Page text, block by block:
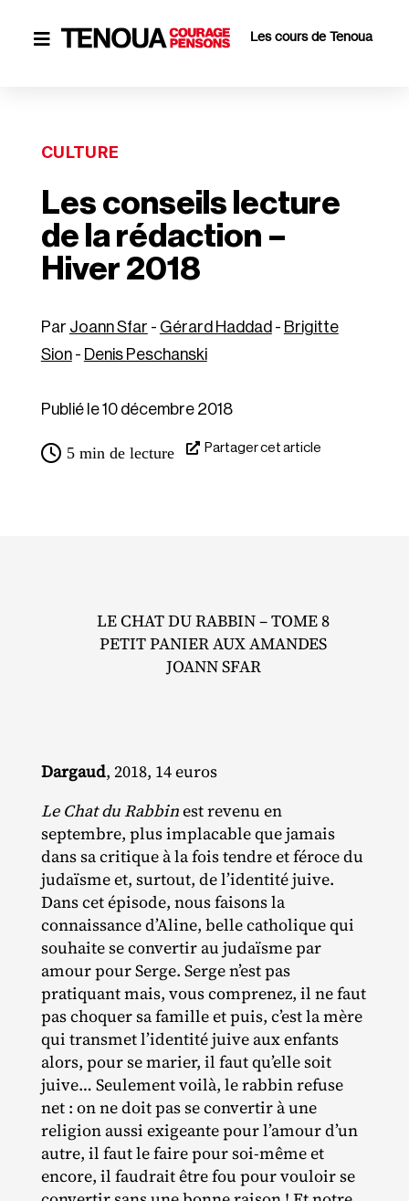
 Les cours de Tenoua
CULTURE
Les conseils lecture
de la rédaction –
Hiver 2018
Joann Sfar - Gérard Haddad - Brigitte
Sion- Denis Peschanski
Publié le 10 décembre 2018
5 min de lecture Partager cet article
LE CHAT DU RABBIN – TOME 8
PETIT PANIER AUX AMANDES
JOANN SFAR
Dargaud, 2018, 14 euros
Le Chat du Rabbinest revenu en
septembre, plus implacable que jamais
dans sa critique à la fois tendre et féroce du
judaïsme et, surtout, de l’identité juive.
Dans cet épisode, nous faisons la
connaissance d’Aline, belle catholique qui
souhaite se convertir au judaïsme par
amour pour Serge. Serge n’est pas
pratiquant mais, vous comprenez, il ne faut
pas choquer sa famille et puis, c’est la mère
qui transmet l’identité juive aux enfants
alors, pour se marier, il faut qu’elle soit
juive… Seulement voilà, le rabbin refuse
net : on ne doit pas se convertir à une
religion aussi exigeante pour l’amour d’un
autre, il faut le faire pour soi‐​même et
encore, il faudrait être fou pour vouloir se